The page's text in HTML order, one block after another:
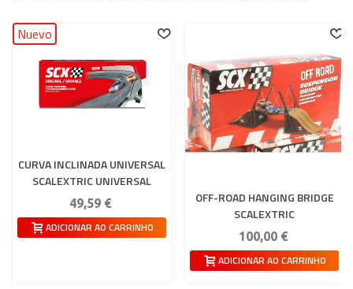
Nuevo
CURVA INCLINADA UNIVERSAL
SCALEXTRIC UNIVERSAL
49,59 €
ADICIONAR AO CARRINHO
OFF-ROAD HANGING BRIDGE
SCALEXTRIC
100,00 €
ADICIONAR AO CARRINHO